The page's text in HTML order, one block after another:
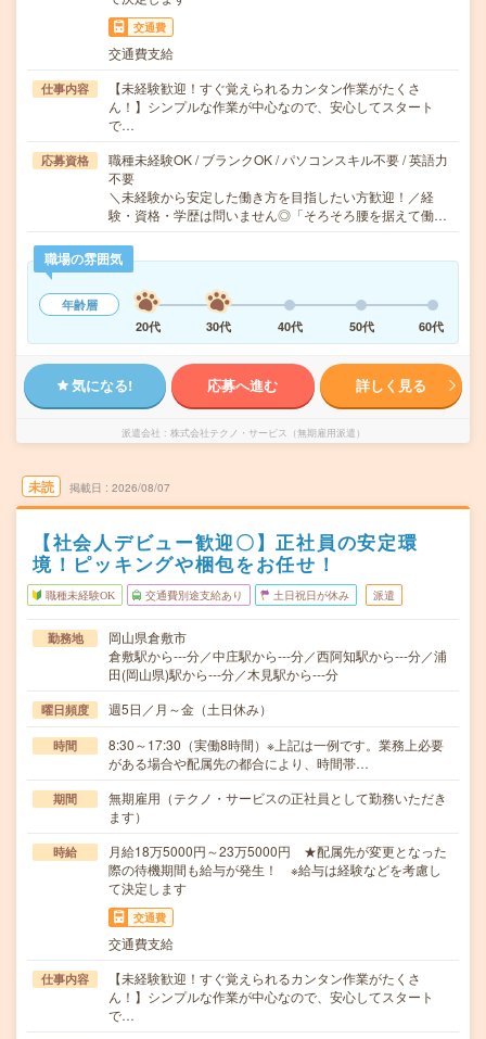
交通費
交通費支給
仕事内容
【未経験歓迎！すぐ覚えられるカンタン作業がたくさ
ん！】シンプルな作業が中心なので、安心してスタート
で…
応募資格
職種未経験OK / ブランクOK / パソコンスキル不要 / 英語力
不要
＼未経験から安定した働き方を目指したい方歓迎！／経
験・資格・学歴は問いません◎「そろそろ腰を据えて働…
職場の雰囲気
年齢層
20代
30代 40代 50代 60代
気になる! 応募へ進む 詳しく見る
派遣会社 株式会社テクノ・サービス（無期雇用派遣）
未読 掲載日 2026/08/07
【社会人デビュー歓迎〇】正社員の安定環
境！ピッキングや梱包をお任せ！
職種未経験OK 交通費別途支給あり 土日祝日が休み 派遣
勤務地
岡山県倉敷市
倉敷駅から---分／中庄駅から---分／西阿知駅から---分／浦
田(岡山県)駅から---分／木見駅から---分
曜日頻度 週5日／月～金（土日休み）
時間
8:30～17:30（実働8時間）※上記は一例です。業務上必要
がある場合や配属先の都合により、時間帯…
期間
無期雇用（テクノ・サービスの正社員として勤務いただき
ます）
時給
月給18万5000円～23万5000円 ★配属先が変更となった
際の待機期間も給与が発生！ ※給与は経験などを考慮し
て決定します
交通費
交通費支給
仕事内容
【未経験歓迎！すぐ覚えられるカンタン作業がたくさ
ん！】シンプルな作業が中心なので、安心してスタート
で…